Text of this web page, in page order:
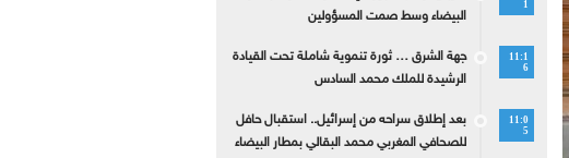
1
البيضاء وسط صمت المسؤولين
11:1
6
جهة الشرق … ثورة تنموية شاملة تحت القيادة
الرشيدة للملك محمد السادس
11:0
5
بعد إطلاق سراحه من إسرائيل.. استقبال حافل
للصحافي المغربي محمد البقالي بمطار البيضاء